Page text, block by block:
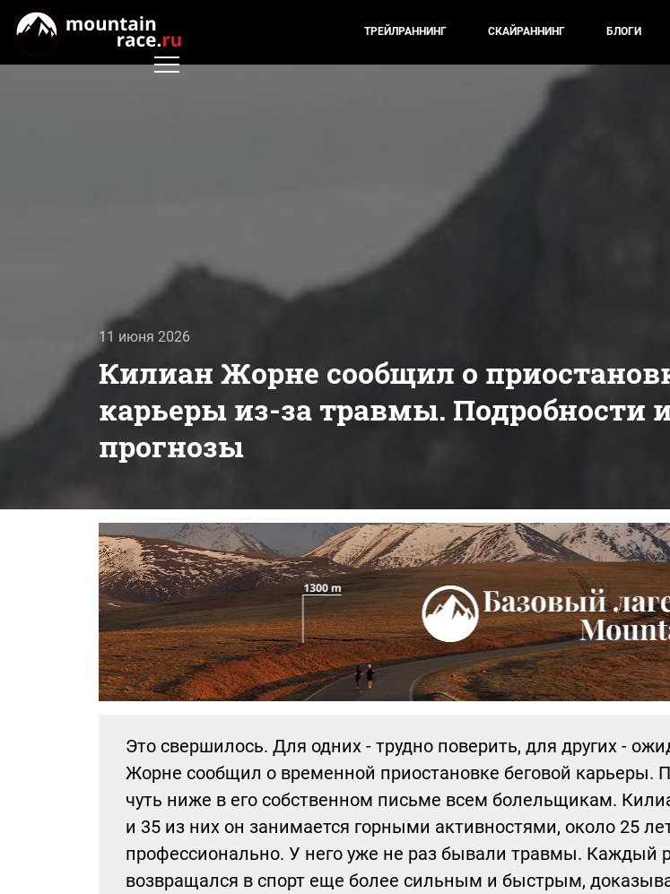
ТРЕЙЛРАННИНГ СКАЙРАННИНГ БЛОГИ
11 июня 2026
Килиан Жорне сообщил о
карьеры из-за травмы. Подробности
прогнозы
Это свершилось. Для одних - трудно поверить, для других -
Жорне сообщил о временной приостановке беговой карьеры.
чуть ниже в его собственном письме всем болельщикам.
и 35 из них он занимается горными активностями, около 25
профессионально. У него уже не раз бывали травмы. Каждый
возвращался в спорт еще более сильным и быстрым,